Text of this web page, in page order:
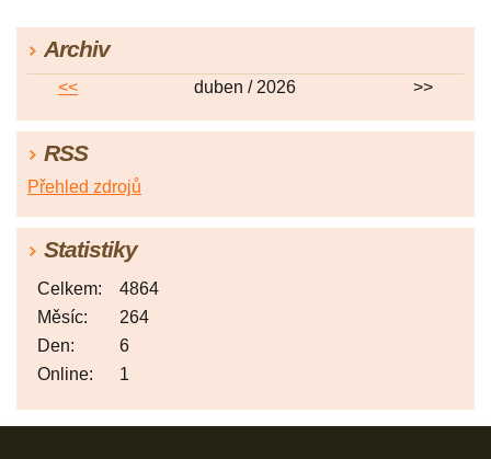
Archiv
<< duben / 2026 >>
RSS
Přehled zdrojů
Statistiky
Online: 1
Celkem:
4864
Měsíc:
264
Den:
6